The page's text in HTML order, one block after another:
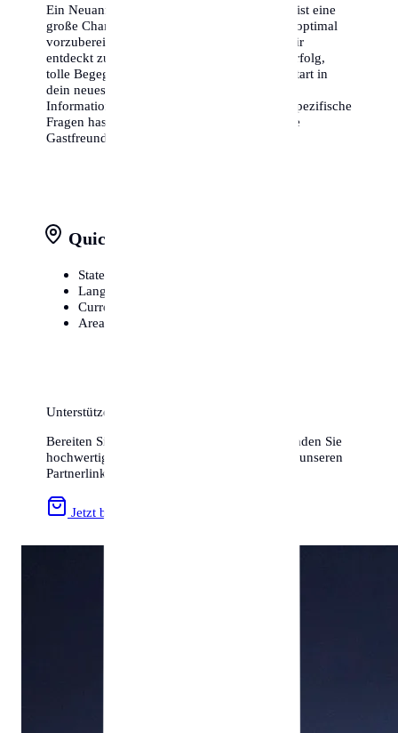
Ein Neuanfang in einer Stadt wie Wiesbaden ist eine
große Chance. Nutze diesen Guide, um dich optimal
vorzubereiten. Die Stadt wartet darauf, von dir
entdeckt zu werden. Wir wünschen dir viel Erfolg,
tolle Begegnungen und einen fantastischen Start in
dein neues Leben. Zögere nicht, lokale
Informationszentren aufzusuchen, wenn du spezifische
Fragen hast – Wiesbaden ist bekannt für seine
Gastfreundschaft.
Quick Facts at a Glance
State
Language
Currency
Area Code
Unterstützen Sie uns & Sparen Sie!
Bereiten Sie Ihren Umzug optimal vor und finden Sie
hochwertiges Zubehör zum besten Preis über unseren
Partnerlink:
Jetzt bei Amazon stöbern »